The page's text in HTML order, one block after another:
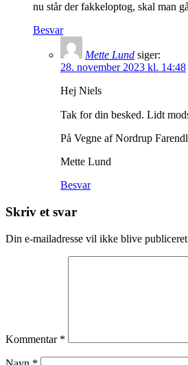
nu står der fakkeloptog, skal man
Besvar
Mette Lund siger:
28. november 2023 kl. 14:48
Hej Niels
Tak for din besked. Lidt
På Vegne af Nordrup
Mette Lund
Besvar
Skriv et svar
Din e-mailadresse vil ikke blive
Kommentar *